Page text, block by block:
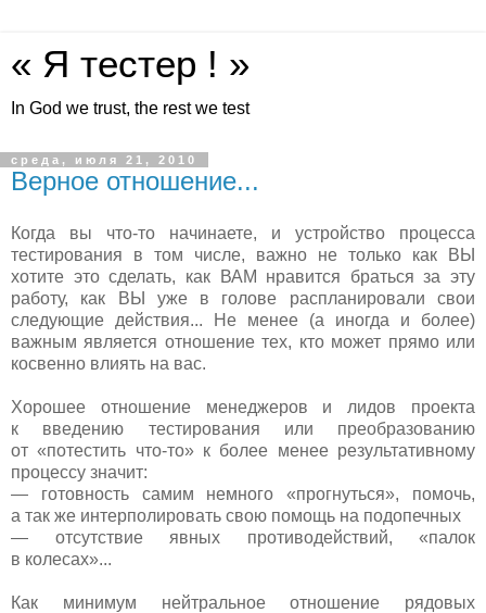
« Я тестер ! »
In God we trust, the rest we test
среда, июля 21, 2010
Верное отношение...
Когда вы что-то начинаете, и устройство процесса
тестирования в том числе, важно не только как ВЫ
хотите это сделать, как ВАМ нравится браться за эту
работу, как ВЫ уже в голове распланировали свои
следующие действия... Не менее (а иногда и более)
важным является отношение тех, кто может прямо или
косвенно влиять на вас.
Хорошее отношение менеджеров и лидов проекта
к введению тестирования или преобразованию
от «потестить что-то» к более менее результативному
процессу значит:
— готовность самим немного «прогнуться», помочь,
а так же интерполировать свою помощь на подопечных
— отсутствие явных противодействий, «палок
в колесах»...
Как минимум нейтральное отношение рядовых